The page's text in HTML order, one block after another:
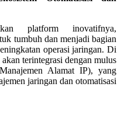
platform inovatifnya,
tumbuh dan menjadi bagian
operasi jaringan. Di
terintegrasi dengan mulus
Alamat IP), yang
jaringan dan otomatisasi